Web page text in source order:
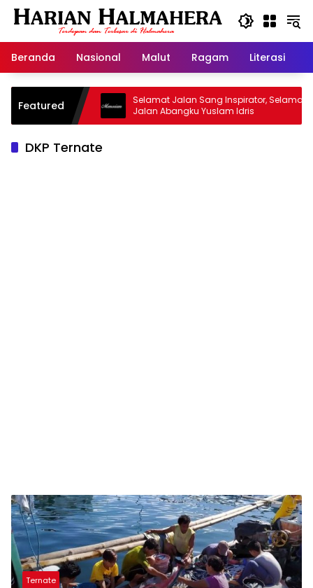
Langsung
Beranda
Nasional Malut Ragam Literasi
Featured
Warisan
Selamat Jalan Sang Inspirator, Selamat
Jalan Abangku Yuslam Idris
DKP Ternate
Ternate